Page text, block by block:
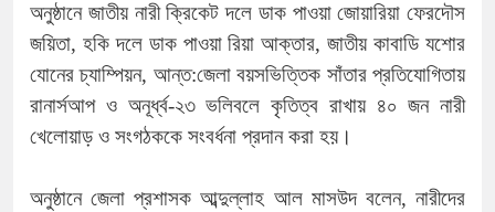
অনুষ্ঠানে জাতীয় নারী ক্রিকেট দলে ডাক পাওয়া জোয়ারিয়া ফেরদৌস
জয়িতা, হকি দলে ডাক পাওয়া রিয়া আক্তার, জাতীয় কাবাডি যশোর
যোনের চ্যাম্পিয়ন, আন্ত:জেলা বয়সভিত্তিক সাঁতার প্রতিযোগিতায়
রানার্সআপ ও অনূর্ধ্ব-২৩ ভলিবলে কৃতিত্ব রাখায় ৪০ জন নারী
খেলোয়াড় ও সংগঠককে সংবর্ধনা প্রদান করা হয়।
অনুষ্ঠানে জেলা প্রশাসক আব্দুল্লাহ আল মাসউদ বলেন, নারীদের